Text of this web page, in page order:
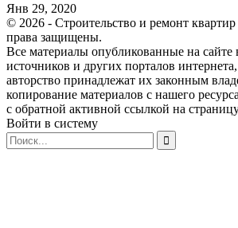
Янв 29, 2020
© 2026 - Строительство и ремонт
права защищены.
Все материалы опубликованные на сайте
источников и других порталов
авторство принадлежат их законным
копирование материалов с нашего
с обратной активной ссылкой на
Войти в систему